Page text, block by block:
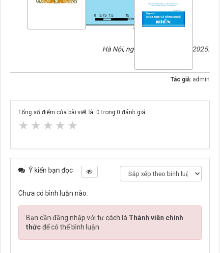
Hà Nội, ngày 23 tháng 9 năm 2025.
Tác giả: admin
Tổng số điểm của bài viết là: 0 trong 0 đánh giá
★ ★ ★ ★ ★
Ý kiến bạn đọc
Chưa có bình luận nào.
Bạn cần đăng nhập với tư cách là Thành viên chính
thứcđể có thể bình luận